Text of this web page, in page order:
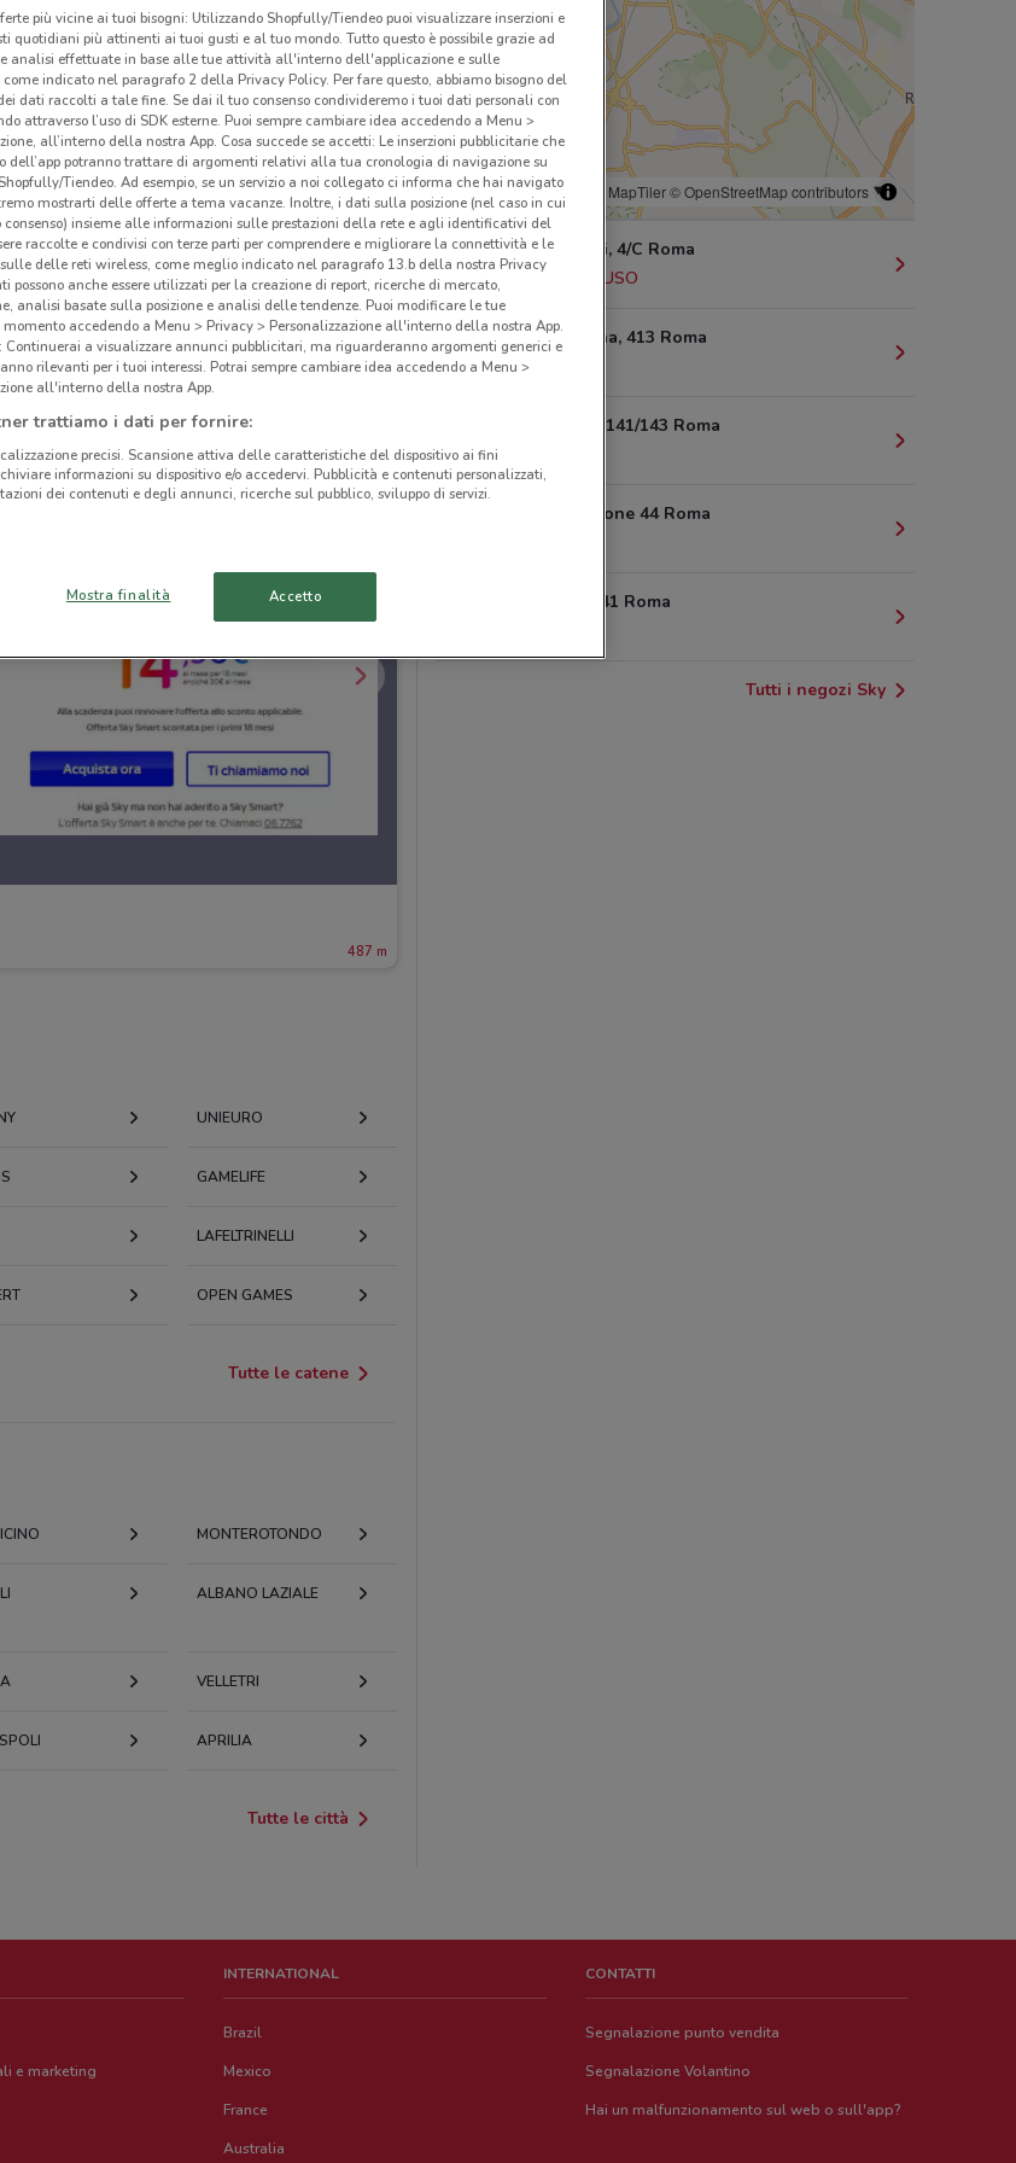
487 m
© MapTiler© OpenStreetMap contributors
V. Morgagni, 4/C Roma
487 m
CHIUSO
Via Tiburtina, 413 Roma
1.9 km
Viale Libia, 141/143 Roma
Via Del Tritone 44 Roma
Via Gallia, 41 Roma
Tutti i negozi Sky
UNIEURO
GAMELIFE
LAFELTRINELLI
OPEN GAMES
Tutte le catene
MONTEROTONDO
ALBANO LAZIALE
VELLETRI
APRILIA
Tutte le città
e marketing
INTERNATIONAL
Brazil
Mexico
France
Australia
CONTATTI
Segnalazione punto vendita
Segnalazione Volantino
Hai un malfunzionamento sul web o sull'app?
più vicine ai tuoi bisogni: Utilizzando Shopfully/Tiendeo puoi visualizzare inserzioni e
quotidiani più attinenti ai tuoi gusti e al tuo mondo. Tutto questo è possibile grazie ad
analisi effettuate in base alle tue attività all'interno dell'applicazione e sulle
indicato nel paragrafo 2 della Privacy Policy. Per fare questo, abbiamo bisogno del
dati raccolti a tale fine. Se dai il tuo consenso condivideremo i tuoi dati personali con
attraverso l’uso di SDK esterne. Puoi sempre cambiare idea accedendo a Menu >
all’interno della nostra App. Cosa succede se accetti: Le inserzioni pubblicitarie che
dell’app potranno trattare di argomenti relativi alla tua cronologia di navigazione su
Tiendeo. Ad esempio, se un servizio a noi collegato ci informa che hai navigato
mostrarti delle offerte a tema vacanze. Inoltre, i dati sulla posizione (nel caso in cui
insieme alle informazioni sulle prestazioni della rete e agli identificativi del
raccolte e condivisi con terze parti per comprendere e migliorare la connettività e le
delle reti wireless, come meglio indicato nel paragrafo 13.b della nostra Privacy
possono anche essere utilizzati per la creazione di report, ricerche di mercato,
analisi basate sulla posizione e analisi delle tendenze. Puoi modificare le tue
accedendo a Menu > Privacy > Personalizzazione all'interno della nostra App.
Continuerai a visualizzare annunci pubblicitari, ma riguarderanno argomenti generici e
rilevanti per i tuoi interessi. Potrai sempre cambiare idea accedendo a Menu >
all'interno della nostra App.
trattiamo i dati per fornire:
precisi. Scansione attiva delle caratteristiche del dispositivo ai fini
informazioni su dispositivo e/o accedervi. Pubblicità e contenuti personalizzati,
dei contenuti e degli annunci, ricerche sul pubblico, sviluppo di servizi.
Mostra finalità Accetto